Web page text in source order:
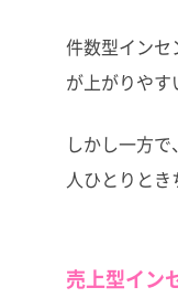
件数型イン
が上がりやす
しかし一方
人ひとりとき
売上型イン